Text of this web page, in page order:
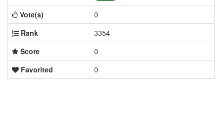
Vote(s)
0
Rank
3354
Score
0
Favorited
0